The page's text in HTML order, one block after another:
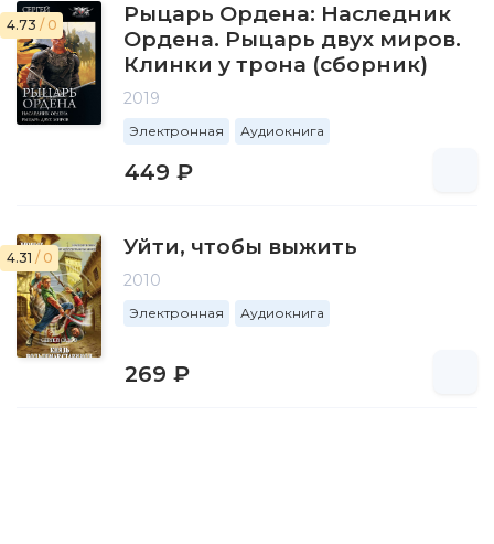
4.73 / 0
Рыцарь Ордена: Наследник
Ордена. Рыцарь двух миров.
Клинки у трона (сборник)
2019
Электронная Аудиокнига
449 ₽
4.31 / 0 Уйти, чтобы выжить
2010
Электронная Аудиокнига
269 ₽